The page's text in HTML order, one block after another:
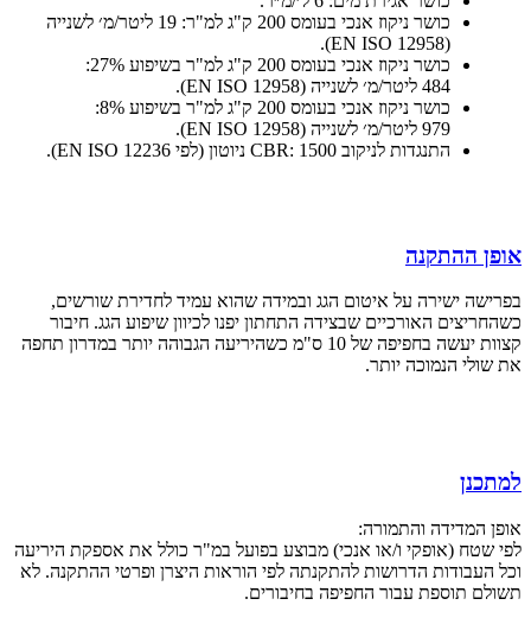
כושר ניקוז אנכי בעומס 200 ק"ג למ"ר: 19 ליטר/מ׳ לשנייה
(EN ISO 12958).
כושר ניקוז אנכי בעומס 200 ק"ג למ"ר בשיפוע 27%:
484 ליטר/מ׳ לשנייה (EN ISO 12958).
כושר ניקוז אנכי בעומס 200 ק"ג למ"ר בשיפוע 8%:
979 ליטר/מ׳ לשנייה (EN ISO 12958).
התנגדות לניקוב CBR: 1500 ניוטון (לפי EN ISO 12236).
אופן ההתקנה
בפרישה ישירה על איטום הגג ובמידה שהוא עמיד לחדירת שורשים,
כשהחריצים האורכיים שבצידה התחתון יפנו לכיוון שיפוע הגג. חיבור
קצוות יעשה בחפיפה של 10 ס"מ כשהיריעה הגבוהה יותר במדרון תחפה
את שולי הנמוכה יותר.
למתכנן
אופן המדידה והתמורה:
לפי שטח (אופקי ו/או אנכי) מבוצע בפועל במ"ר כולל את אספקת היריעה
וכל העבודות הדרושות להתקנתה לפי הוראות היצרן ופרטי ההתקנה. לא
תשולם תוספת עבור החפיפה בחיבורים.